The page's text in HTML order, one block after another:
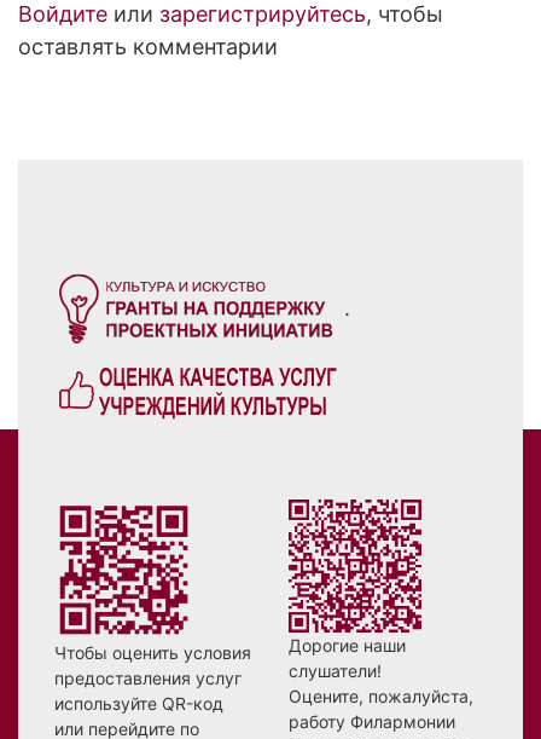
Войдите или зарегистрируйтесь, чтобы
оставлять комментарии
.
Чтобы оценить условия
предоставления услуг
используйте QR-код
или перейдите по
Дорогие наши
слушатели!
Оцените, пожалуйста,
работу Филармонии